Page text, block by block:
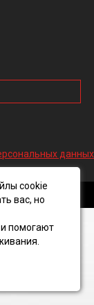
данных
2016 ©
cookie
вас, но
и помогают